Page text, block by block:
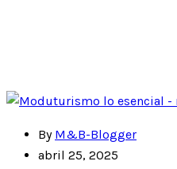
By M&B-Blogger
abril 25, 2025